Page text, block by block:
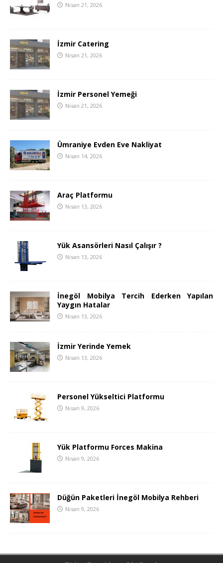
Nisan 21, 2026
İzmir Catering
Nisan 21, 2026
İzmir Personel Yemeği
Nisan 21, 2026
Ümraniye Evden Eve Nakliyat
Nisan 14, 2026
Araç Platformu
Nisan 13, 2026
Yük Asansörleri Nasıl Çalışır ?
Nisan 13, 2026
İnegöl Mobilya Tercih Ederken Yapılan
Yaygın Hatalar
Nisan 13, 2026
İzmir Yerinde Yemek
Nisan 13, 2026
Personel Yükseltici Platformu
Nisan 9, 2026
Yük Platformu Forces Makina
Nisan 9, 2026
Düğün Paketleri İnegöl Mobilya Rehberi
Nisan 9, 2026